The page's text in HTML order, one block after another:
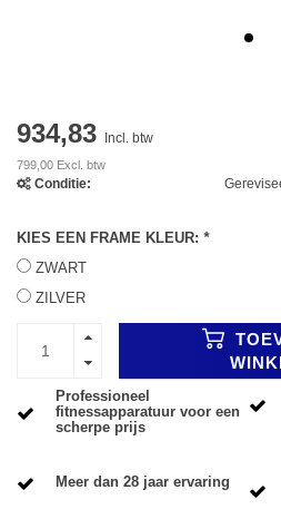
934,83 Incl. btw
799,00 Excl. btw
Conditie:
KIES EEN FRAME KLEUR: *
ZWART
ZILVER
Professioneel
fitnessapparatuur voor een
scherpe prijs
Meer dan 28 jaar ervaring